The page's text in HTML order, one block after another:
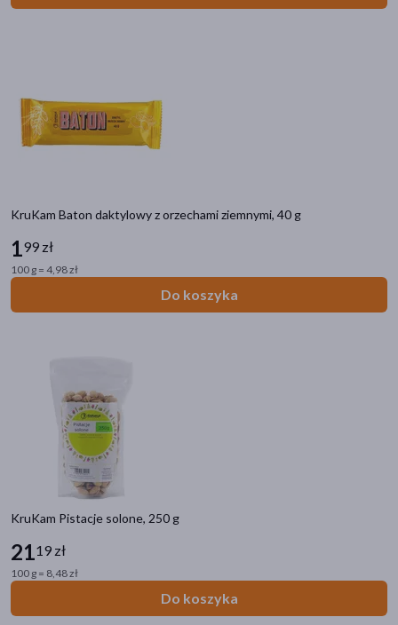
KruKam Baton daktylowy z orzechami ziemnymi, 40 g
199 zł
100 g = 4,98 zł
Do koszyka
KruKam Pistacje solone, 250 g
2119 zł
100 g = 8,48 zł
Do koszyka